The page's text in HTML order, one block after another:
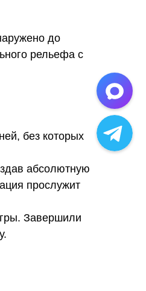
до
рельефа с
без которых
абсолютную
прослужит
Завершили